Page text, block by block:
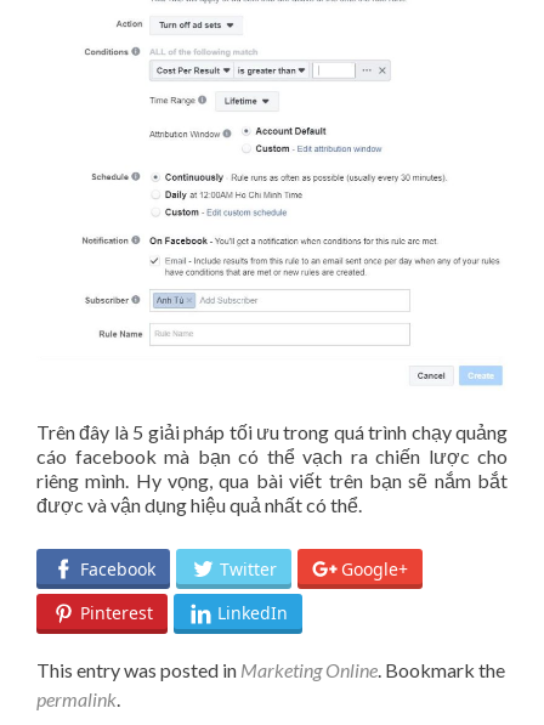
Trên đây là 5 giải pháp tối ưu trong quá trình chạy quảng
cáo facebook mà bạn có thể vạch ra chiến lược cho
riêng mình. Hy vọng, qua bài viết trên bạn sẽ nắm bắt
được và vận dụng hiệu quả nhất có thể.
Facebook Twitter
Google+
Pinterest
LinkedIn
This entry was posted in Marketing Online. Bookmark the
permalink.